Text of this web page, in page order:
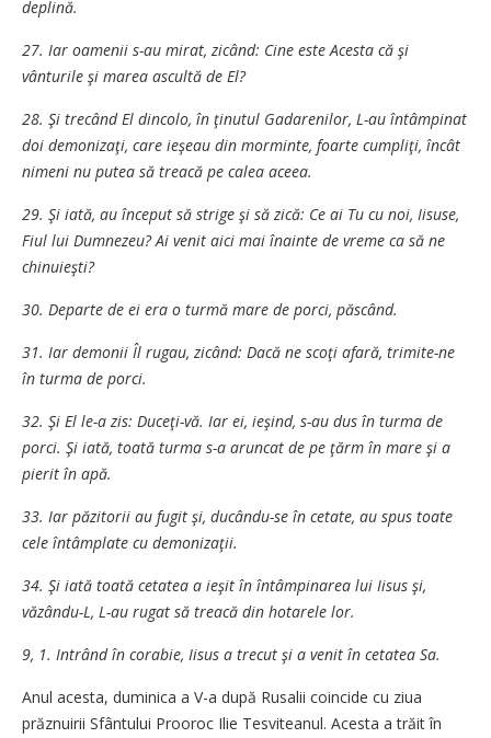
deplină.
27. Iar oamenii s-au mirat, zicând: Cine este Acesta că şi
vânturile şi marea ascultă de El?
28. Şi trecând El dincolo, în ţinutul Gadarenilor, L-au întâmpinat
doi demonizaţi, care ieşeau din morminte, foarte cumpliţi, încât
nimeni nu putea să treacă pe calea aceea.
29. Şi iată, au început să strige şi să zică: Ce ai Tu cu noi, Iisuse,
Fiul lui Dumnezeu? Ai venit aici mai înainte de vreme ca să ne
chinuieşti?
30. Departe de ei era o turmă mare de porci, păscând.
31. Iar demonii Îl rugau, zicând: Dacă ne scoţi afară, trimite-ne
în turma de porci.
32. Şi El le-a zis: Duceţi-vă. Iar ei, ieşind, s-au dus în turma de
porci. Şi iată, toată turma s-a aruncat de pe ţărm în mare şi a
pierit în apă.
33. Iar păzitorii au fugit şi, ducându-se în cetate, au spus toate
cele întâmplate cu demonizaţii.
34. Şi iată toată cetatea a ieşit în întâmpinarea lui Iisus şi,
văzându-L, L-au rugat să treacă din hotarele lor.
9, 1. Intrând în corabie, Iisus a trecut şi a venit în cetatea Sa.
Anul acesta, duminica a V-a după Rusalii coincide cu ziua
prăznuirii Sfântului Prooroc Ilie Tesviteanul. Acesta a trăit în